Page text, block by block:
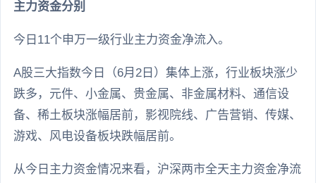
主力资金分别
今日11个申万一级行业主力资金净流入。
A股三大指数今日（6月2日）集体上涨，行业板块涨少
跌多，元件、小金属、贵金属、非金属材料、通信设
备、稀土板块涨幅居前，影视院线、广告营销、传媒、
游戏、风电设备板块跌幅居前。
从今日主力资金情况来看，沪深两市全天主力资金净流